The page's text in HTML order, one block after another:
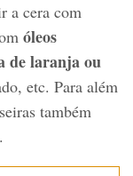
a cera com
óleos
de laranja ou
etc. Para além
também